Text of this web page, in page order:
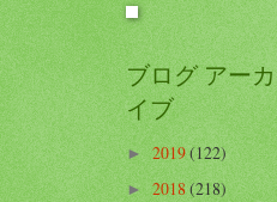
ブログ アーカ
イブ
►2019(122)
► 2018(218)